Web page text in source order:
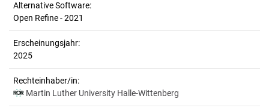
Alternative Software:
Open Refine - 2021
Erscheinungsjahr:
2025
Rechteinhaber/in:
Martin Luther University Halle-Wittenberg